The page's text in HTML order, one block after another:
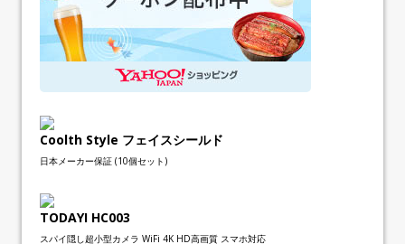
Coolth Style フェイスシールド
日本メーカー保証 (10個セット)
TODAYI HC003
スパイ隠し超小型カメラ WiFi 4K HD高画質 スマホ対応